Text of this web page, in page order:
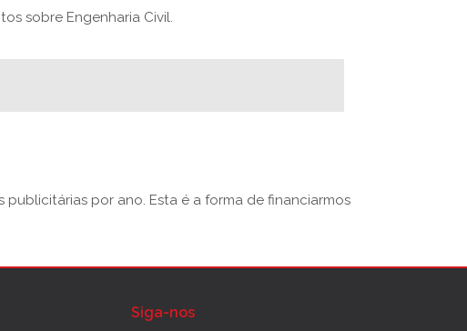
sobre Engenharia Civil.
por ano. Esta é a forma de financiarmos
Siga-nos